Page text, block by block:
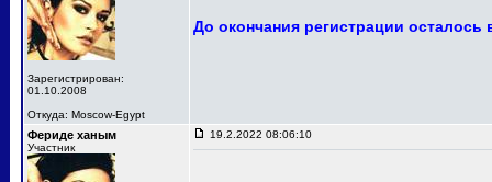
Зарегистрирован:
01.10.2008
Откуда: Moscow-Egypt
До окончания регистрации осталось
Фериде ханым
Участник
19.2.2022 08:06:10